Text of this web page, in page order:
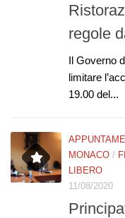
regole
Il Governo
limitare
19.00 del...
MONACO /
LIBERO
11/08/2020